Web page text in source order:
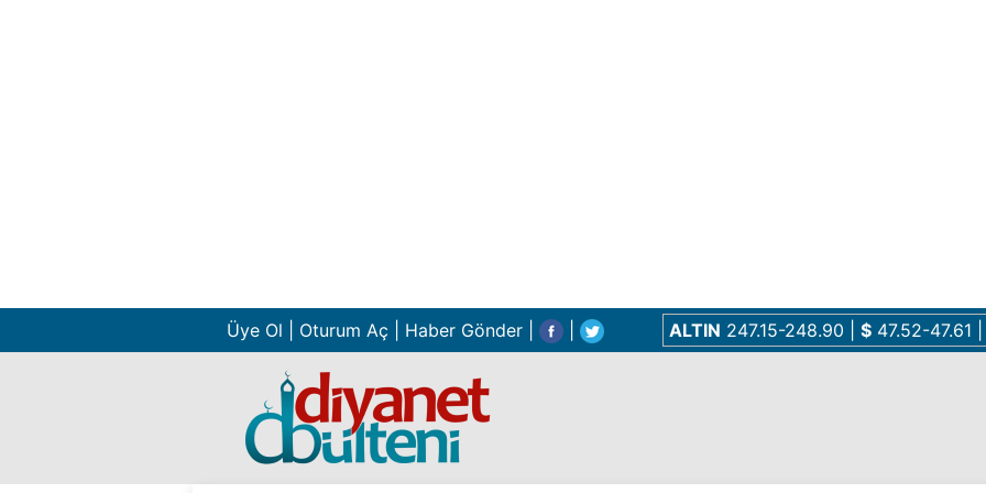
Üye Ol Oturum Aç Haber Gönder ALTIN 247.15-248.90 $47.52-47.61